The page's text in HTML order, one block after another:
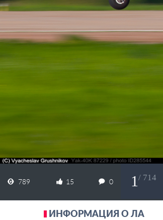
789 15 0 1 / 714
ИНФОРМАЦИЯ О ЛА